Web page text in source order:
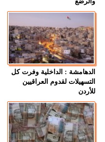
الدهامشة : الداخلية وفرت كل
التسهيلات لقدوم العراقيين
للأردن